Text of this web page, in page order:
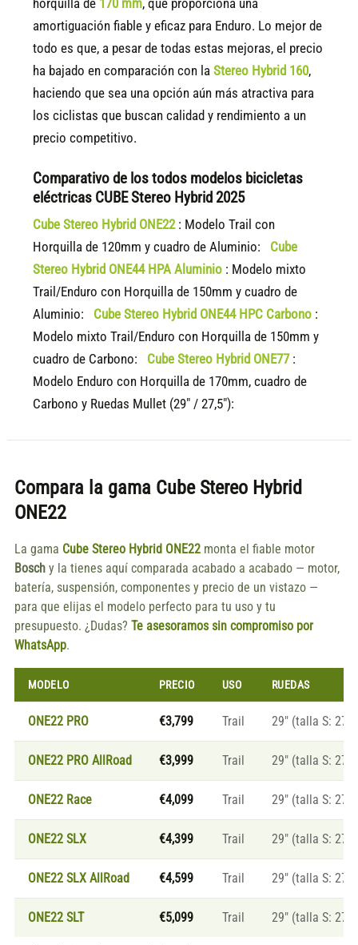
horquilla de 170 mm, que proporciona una
amortiguación fiable y eficaz para Enduro. Lo mejor de
todo es que, a pesar de todas estas mejoras, el precio
ha bajado en comparación con laStereo Hybrid 160,
haciendo que sea una opción aún más atractiva para
los ciclistas que buscan calidad y rendimiento a un
precio competitivo.
Comparativo de los todos modelos bicicletas
eléctricas CUBE Stereo Hybrid 2025
Cube Stereo Hybrid ONE22: Modelo Trail con
Horquilla de 120mm y cuadro de Aluminio: Cube
Stereo Hybrid ONE44 HPA Aluminio : Modelo mixto
Trail/Enduro con Horquilla de 150mm y cuadro de
Aluminio: Cube Stereo Hybrid ONE44 HPC Carbono :
Modelo mixto Trail/Enduro con Horquilla de 150mm y
cuadro de Carbono: Cube Stereo Hybrid ONE77:
Modelo Enduro con Horquilla de 170mm, cuadro de
Carbono y Ruedas Mullet (29" / 27,5"):
Compara la gama Cube Stereo Hybrid
ONE22
La gama Cube Stereo Hybrid ONE22monta el fiable motor
Boschy la tienes aquí comparada acabado a acabado — motor,
batería, suspensión, componentes y precio de un vistazo —
para que elijas el modelo perfecto para tu uso y tu
presupuesto. ¿Dudas? Te asesoramos sin compromiso por
WhatsApp.
MODELO PRECIO USO RUEDAS
ONE22 PRO €3,799 Trail 29" (talla S:
ONE22 PRO AllRoad €3,999 Trail 29" (talla S:
ONE22 Race €4,099 Trail 29" (talla S:
ONE22 SLX €4,399 Trail 29" (talla S:
ONE22 SLX AllRoad €4,599 Trail 29" (talla S:
ONE22 SLT €5,099 Trail 29" (talla S: